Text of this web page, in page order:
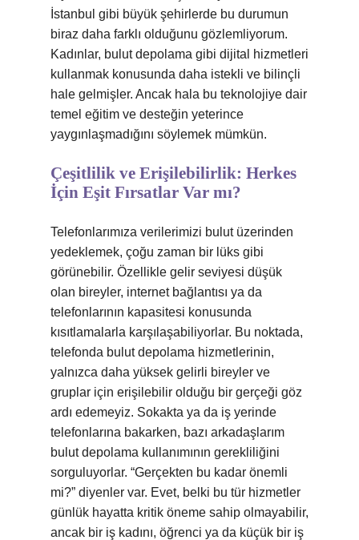
İstanbul gibi büyük şehirlerde bu durumun
biraz daha farklı olduğunu gözlemliyorum.
Kadınlar, bulut depolama gibi dijital hizmetleri
kullanmak konusunda daha istekli ve bilinçli
hale gelmişler. Ancak hala bu teknolojiye dair
temel eğitim ve desteğin yeterince
yaygınlaşmadığını söylemek mümkün.
Çeşitlilik ve Erişilebilirlik: Herkes
İçin Eşit Fırsatlar Var mı?
Telefonlarımıza verilerimizi bulut üzerinden
yedeklemek, çoğu zaman bir lüks gibi
görünebilir. Özellikle gelir seviyesi düşük
olan bireyler, internet bağlantısı ya da
telefonlarının kapasitesi konusunda
kısıtlamalarla karşılaşabiliyorlar. Bu noktada,
telefonda bulut depolama hizmetlerinin,
yalnızca daha yüksek gelirli bireyler ve
gruplar için erişilebilir olduğu bir gerçeği göz
ardı edemeyiz. Sokakta ya da iş yerinde
telefonlarına bakarken, bazı arkadaşlarım
bulut depolama kullanımının gerekliliğini
sorguluyorlar. “Gerçekten bu kadar önemli
mi?” diyenler var. Evet, belki bu tür hizmetler
günlük hayatta kritik öneme sahip olmayabilir,
ancak bir iş kadını, öğrenci ya da küçük bir iş